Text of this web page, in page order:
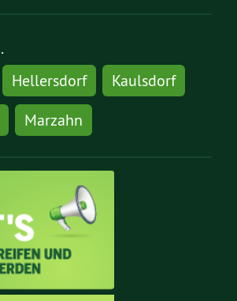
Hellersdorf
Kaulsdorf
Marzahn